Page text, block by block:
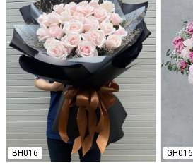
BH016 GH016